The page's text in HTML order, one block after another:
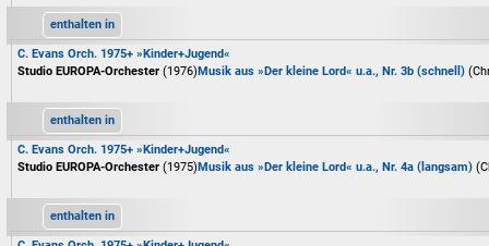
enthalten in
C. Evans Orch. 1975+ »Kinder+Jugend«
Studio EUROPA-Orchester (1976)Musik aus »Der kleine Lord« u.a., Nr. 3b (schnell)
enthalten in
C. Evans Orch. 1975+ »Kinder+Jugend«
Studio EUROPA-Orchester (1975)Musik aus »Der kleine Lord« u.a., Nr. 4a (langsam)
enthalten in